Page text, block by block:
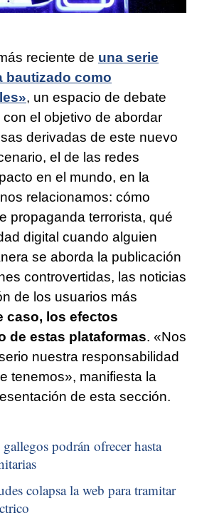
reciente de una serie
bautizado como
, un espacio de debate
el objetivo de abordar
derivadas de este nuevo
el de las redes
en el mundo, en la
relacionamos: cómo
propaganda terrorista, qué
digital cuando alguien
se aborda la publicación
controvertidas, las noticias
de los usuarios más
caso, los efectos
de estas plataformas. «Nos
nuestra responsabilidad
tenemos», manifiesta la
de esta sección.
podrán ofrecer hasta
colapsa la web para tramitar